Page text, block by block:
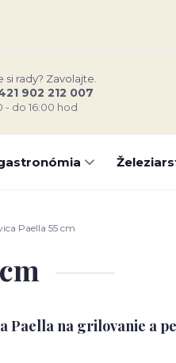
si rady? Zavolajte.
902 212 007
- do 16:00 hod
Paella 55 cm
Paella na grilovanie a